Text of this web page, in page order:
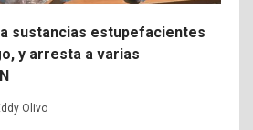
sustancias estupefacientes
y arresta a varias
Olivo